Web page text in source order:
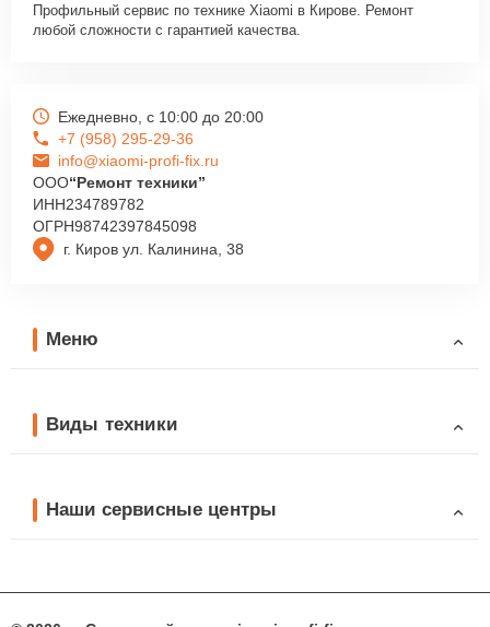
Профильный сервис по технике Xiaomi в Кирове. Ремонт
любой сложности с гарантией качества.
г. Киров ул. Калинина, 38
Ежедневно, с 10:00 до 20:00
+7 (958) 295-29-36
info@xiaomi-profi-fix.ru
ООО“Ремонт техники”
ИНН234789782
ОГРН98742397845098
Меню
Виды техники
Наши сервисные центры